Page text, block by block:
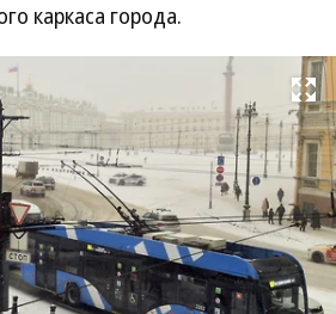
каркаса города.
Развернуть